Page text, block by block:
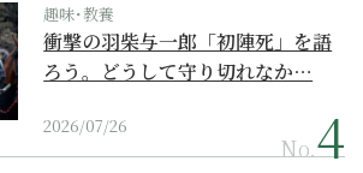
趣味･教養
衝撃の羽柴与一郎「初陣死」を語
ろう。どうして守り切れなか…
2026/07/26
No.